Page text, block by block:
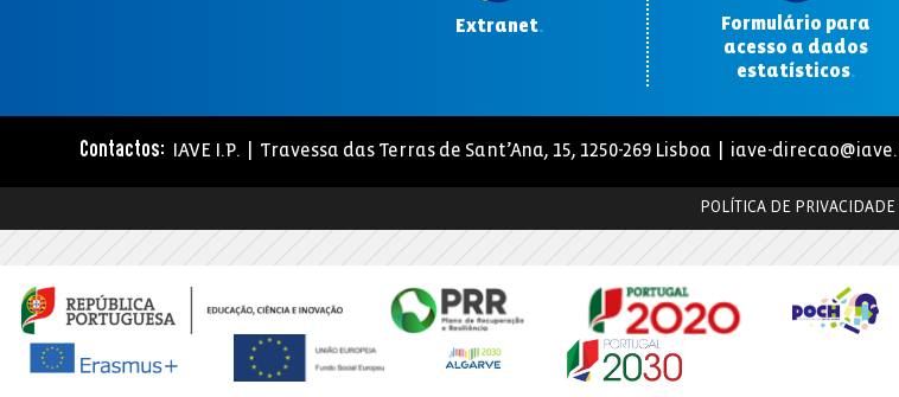
Extranet.
Formulário para
acesso a dados
estatísticos.
Contactos: IAVE I.P. | Travessa das Terras de Sant’Ana, 15, 1250-269 Lisboa | iave-
POLÍTICA DE PRIVACIDADE